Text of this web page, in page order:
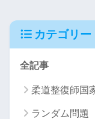
カテゴリー
全記事
柔道整復師国
ランダム問題